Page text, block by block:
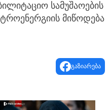
სამუშაოების
მიწოდება
გაზიარება